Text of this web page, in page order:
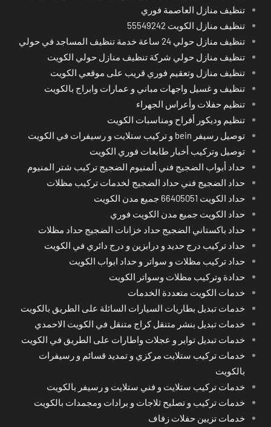
تنظيف منازل العاصمة فوري
تنظيف منازل الكويت 55549242
تنظيف منازل حولي 24 ساعة خدمة تنظيف المساجد في حولي
تنظيف منازل حولي شركة تنظيف منازل حولي الكويت
تنظيف منازل وتعقيم فوري قريب على موقعي الكويت
تنظيف و غسيل واجهات مباني و عمارات وابراج بالكويت
تنظيم حفلات وأعراس الجهراء
تنظيم وديكور أفراح ومناسبات الكويت
توصيل رسيفر bein و تركيب ستلايت و رسيفرات في الكويت
توصيل وتركيب أخبار طابعات فوري الكويت
حداد أبواب الضجيج فني ألمنيوم الضجيج تركيب شتر المنيوم
حداد الضجيج فني حداد الضجيج لخدمات تركيب مظلات
حداد الكويت 66405051 جميع مدن الكويت
حداد الكويت جميع مدن الكويت فوري
حداد باكستاني الضجيج حداد خزانات الضجيج حداد مظلات
حداد تركيب درج حديد و درابزين و درج دائري في الكويت
حداد تركيب مظلات و سواتر و حداد ابواب الكويت
حدادة وتركيب مظلات وسواتر الكويت
خدمات الكويت متعددة الخدمات
خدمات تبديل بطاريات السيارات السائلة على الطريق بالكويت
خدمات تبديل بنشر متنقل كراج متنقل في الكويت الاحمدي
خدمات تبديل تواير و عجلات واطارات على الطريق في الكويت
خدمات تركيب ستلايت مركزي و تمديد قسائم و رسيفرات
بالكويت
خدمات تركيب ستلايت و فني ستلايت و رسيفر بالكويت
خدمات تركيب و تصليح ثلاجات و برادات ومجمدات بالكويت
خدمات تزيين حفلات زفاف